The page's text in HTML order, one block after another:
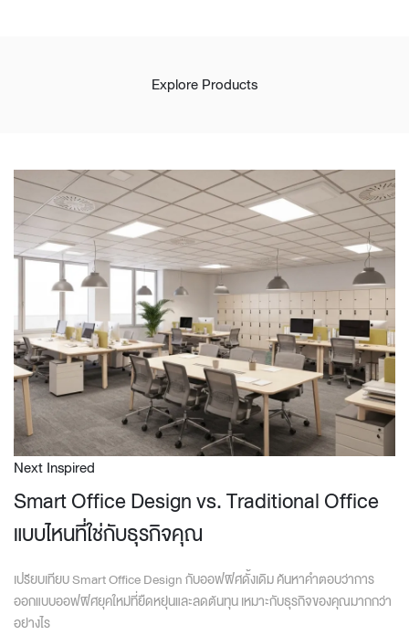
Explore Products
Next Inspired
Smart Office Design vs. Traditional Office
แบบไหนที่ใช่กับธุรกิจคุณ
เปรียบเทียบ Smart Office Design กับออฟฟิศดั้งเดิม ค้นหาคำตอบว่าการ
ออกแบบออฟฟิศยุคใหม่ที่ยืดหยุ่นและลดต้นทุน เหมาะกับธุรกิจของคุณมากกว่า
อย่างไร